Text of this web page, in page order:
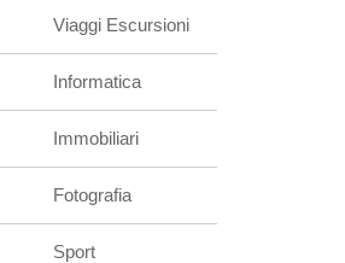
Viaggi Escursioni
Informatica
Immobiliari
Fotografia
Sport